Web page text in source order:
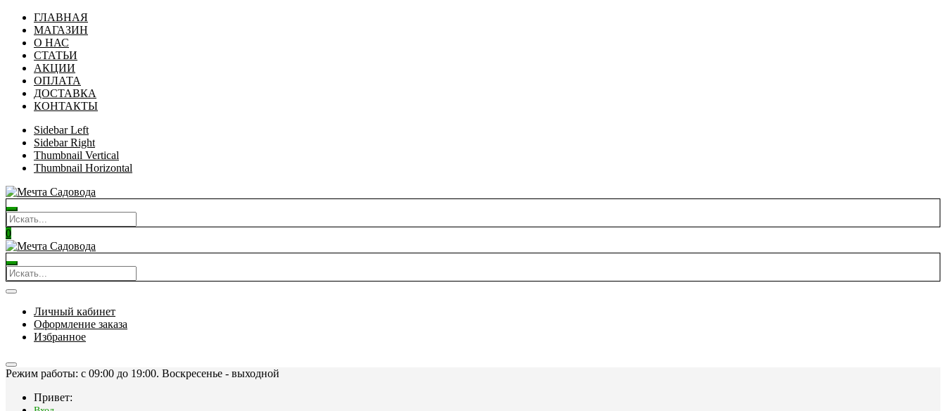
ГЛАВНАЯ
МАГАЗИН
О НАС
СТАТЬИ
АКЦИИ
ОПЛАТА
ДОСТАВКА
КОНТАКТЫ
Sidebar Left
Sidebar Right
Thumbnail Vertical
Thumbnail Horizontal
0
Личный кабинет
Оформление заказа
Избранное
Режим работы: c 09:00 до 19:00. Воскресенье - выходной
Привет: